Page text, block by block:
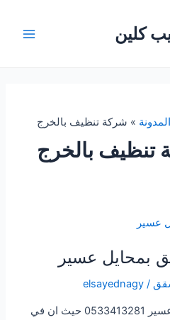
كلين
المدونة شركة تنظيف بالخرج
تنظيف بالخرج
بمحايل عسير
/
elsayednagy
شركة تنظيفات شقق بمحايل عسير 0533413281 حيث ان في